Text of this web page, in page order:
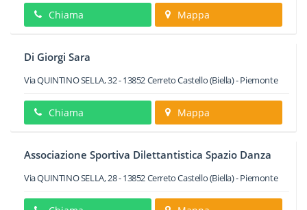
Chiama Mappa
Di Giorgi Sara
Via QUINTINO SELLA, 32-13852Cerreto Castello(Biella) -Piemonte
Chiama Mappa
Associazione Sportiva Dilettantistica Spazio Danza
Via QUINTINO SELLA, 28-13852Cerreto Castello(Biella) -Piemonte